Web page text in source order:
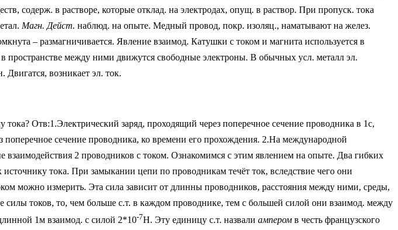
содерж. в растворе, которые отклад. на электродах, опущ. в раствор. При пропуск. тока
Магн. Дейст. наблюд. на опыте. Медный провод, покр. изоляц., наматывают на желез.
– размагничивается. Явление взаимод. Катушки с током и магнита используется в
пространстве между ними движутся свободные электроны. В обычных усл. металл эл.
Двигатся, возникает эл. ток.
Отв:1.Электрический заряд, проходящий через поперечное сечение проводника в 1с,
сечение проводника, ко времени его прохождения. 2.На международной
2 проводников с током. Ознакомимся с этим явлением на опыте. Два гибких
тока. При замыкании цепи по проводникам течёт ток, вследствие чего они
можно измерить. Эта сила зависит от длинны проводников, расстояния между ними, среды,
токов, то, чем больше с.т. в каждом проводнике, тем с большей силой они взаимод. между
1м взаимод. с силой 2*10-7Н. Эту единицу с.т. назвали ампером в честь французского